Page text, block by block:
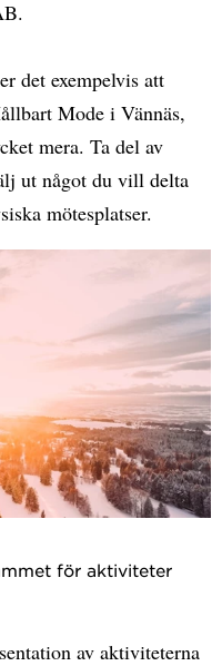
det exempelvis att
Mode i Vännäs,
mera. Ta del av
ut något du vill delta
mötesplatser.
för aktiviteter
av aktiviteterna